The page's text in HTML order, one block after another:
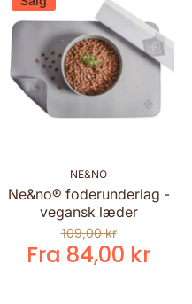
NE&NO
Ne&no® foderunderlag -
vegansk læder
109,00 kr
Fra 84,00 kr